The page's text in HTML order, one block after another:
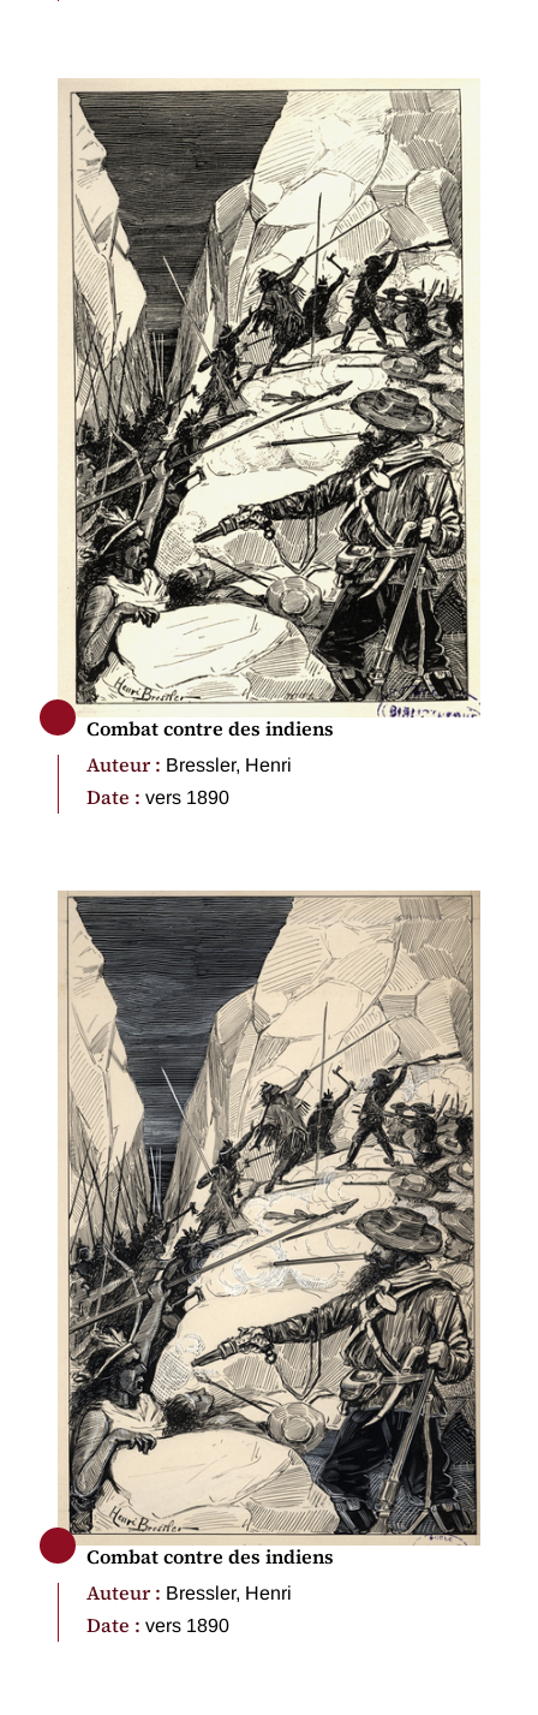
Combat contre des indiens
Auteur : Bressler, Henri
Date : vers 1890
Combat contre des indiens
Auteur : Bressler, Henri
Date : vers 1890